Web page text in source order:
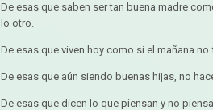
De esas que saben ser tan buena madre
lo otro.
De esas que viven hoy como si el mañana
De esas que aún siendo buenas hijas, no
De esas que dicen lo que piensan y no